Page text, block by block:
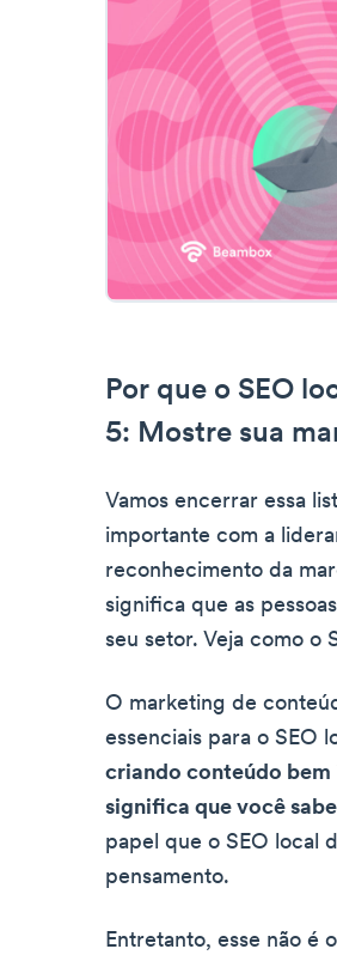
Por que o SEO
5: Mostre sua
Vamos encerrar essa
importante com a
reconhecimento da
significa que as
seu setor. Veja como o
O marketing de
essenciais para o SEO
criando conteúdo bem
significa que você
papel que o SEO local
pensamento.
Entretanto, esse não é